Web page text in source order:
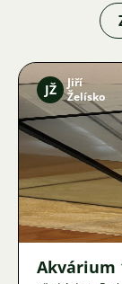
JŽ
Jiří
Želísko
Akvárium